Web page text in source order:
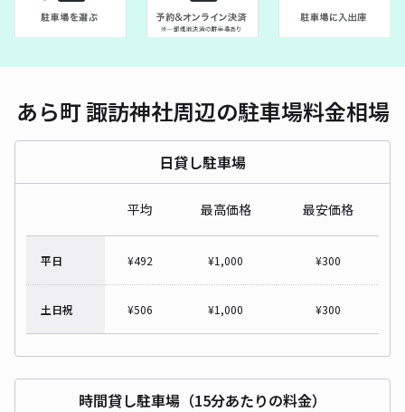
あら町 諏訪神社周辺の駐車場料金相場
日貸し駐車場
平均 最高価格 最安価格
平日 ¥492 ¥1,000 ¥300
土日祝 ¥506 ¥1,000 ¥300
時間貸し駐車場（15分あたりの料金）